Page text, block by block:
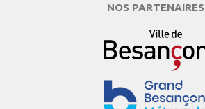
NOS PARTENAIRES